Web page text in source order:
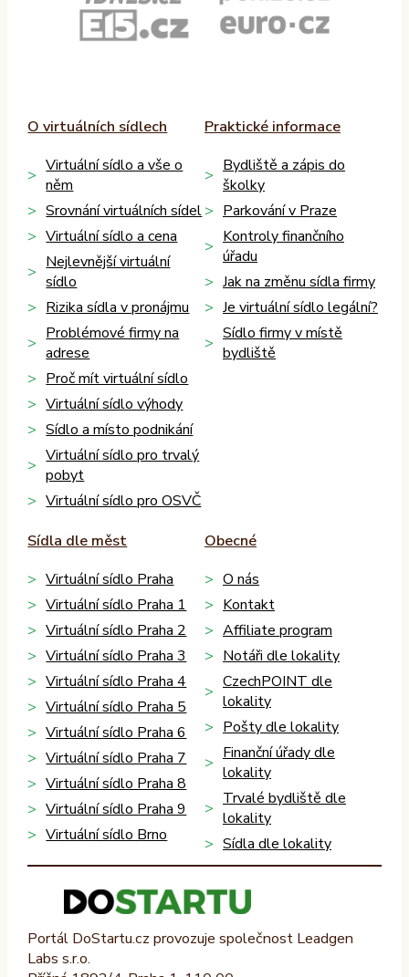
O virtuálních sídlech
Virtuální sídlo a vše o
něm
Srovnání virtuálních sídel
Virtuální sídlo a cena
Nejlevnější virtuální
sídlo
Rizika sídla v pronájmu
Problémové firmy na
adrese
Proč mít virtuální sídlo
Virtuální sídlo výhody
Sídlo a místo podnikání
Virtuální sídlo pro trvalý
pobyt
Virtuální sídlo pro OSVČ
Praktické informace
Bydliště a zápis do
školky
Parkování v Praze
Kontroly finančního
úřadu
Jak na změnu sídla firmy
Je virtuální sídlo legální?
Sídlo firmy v místě
bydliště
Sídla dle měst
Virtuální sídlo Praha
Virtuální sídlo Praha 1
Virtuální sídlo Praha 2
Virtuální sídlo Praha 3
Virtuální sídlo Praha 4
Virtuální sídlo Praha 5
Virtuální sídlo Praha 6
Virtuální sídlo Praha 7
Virtuální sídlo Praha 8
Virtuální sídlo Praha 9
Virtuální sídlo Brno
Obecné
O nás
Kontakt
Affiliate program
Notáři dle lokality
CzechPOINT dle
lokality
Pošty dle lokality
Finanční úřady dle
lokality
Trvalé bydliště dle
lokality
Sídla dle lokality
Portál DoStartu.cz provozuje společnost Leadgen
Labs s.r.o.